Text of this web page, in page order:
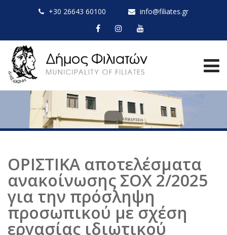
+30 26643 60100 info@filiates.gr
ΟΡΙΣΤΙΚΑ αποτελέσματα
ανακοίνωσης ΣΟΧ 2/2025
για την πρόσληψη
προσωπικού με σχέση
εργασίας ιδιωτικού